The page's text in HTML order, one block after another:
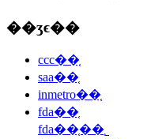
��ʒϵ��
ccc��֤
saa��֤
inmetro��֤
fda��֤
fda��֤��˾